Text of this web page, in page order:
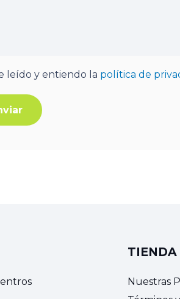
leído y entiendo la política de
TIENDA
Nuestras